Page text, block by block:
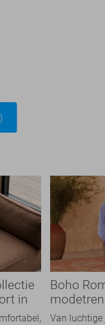
in
Boho
overal
Van luchtige